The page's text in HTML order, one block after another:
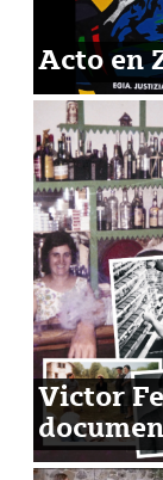
Acto en
Victor